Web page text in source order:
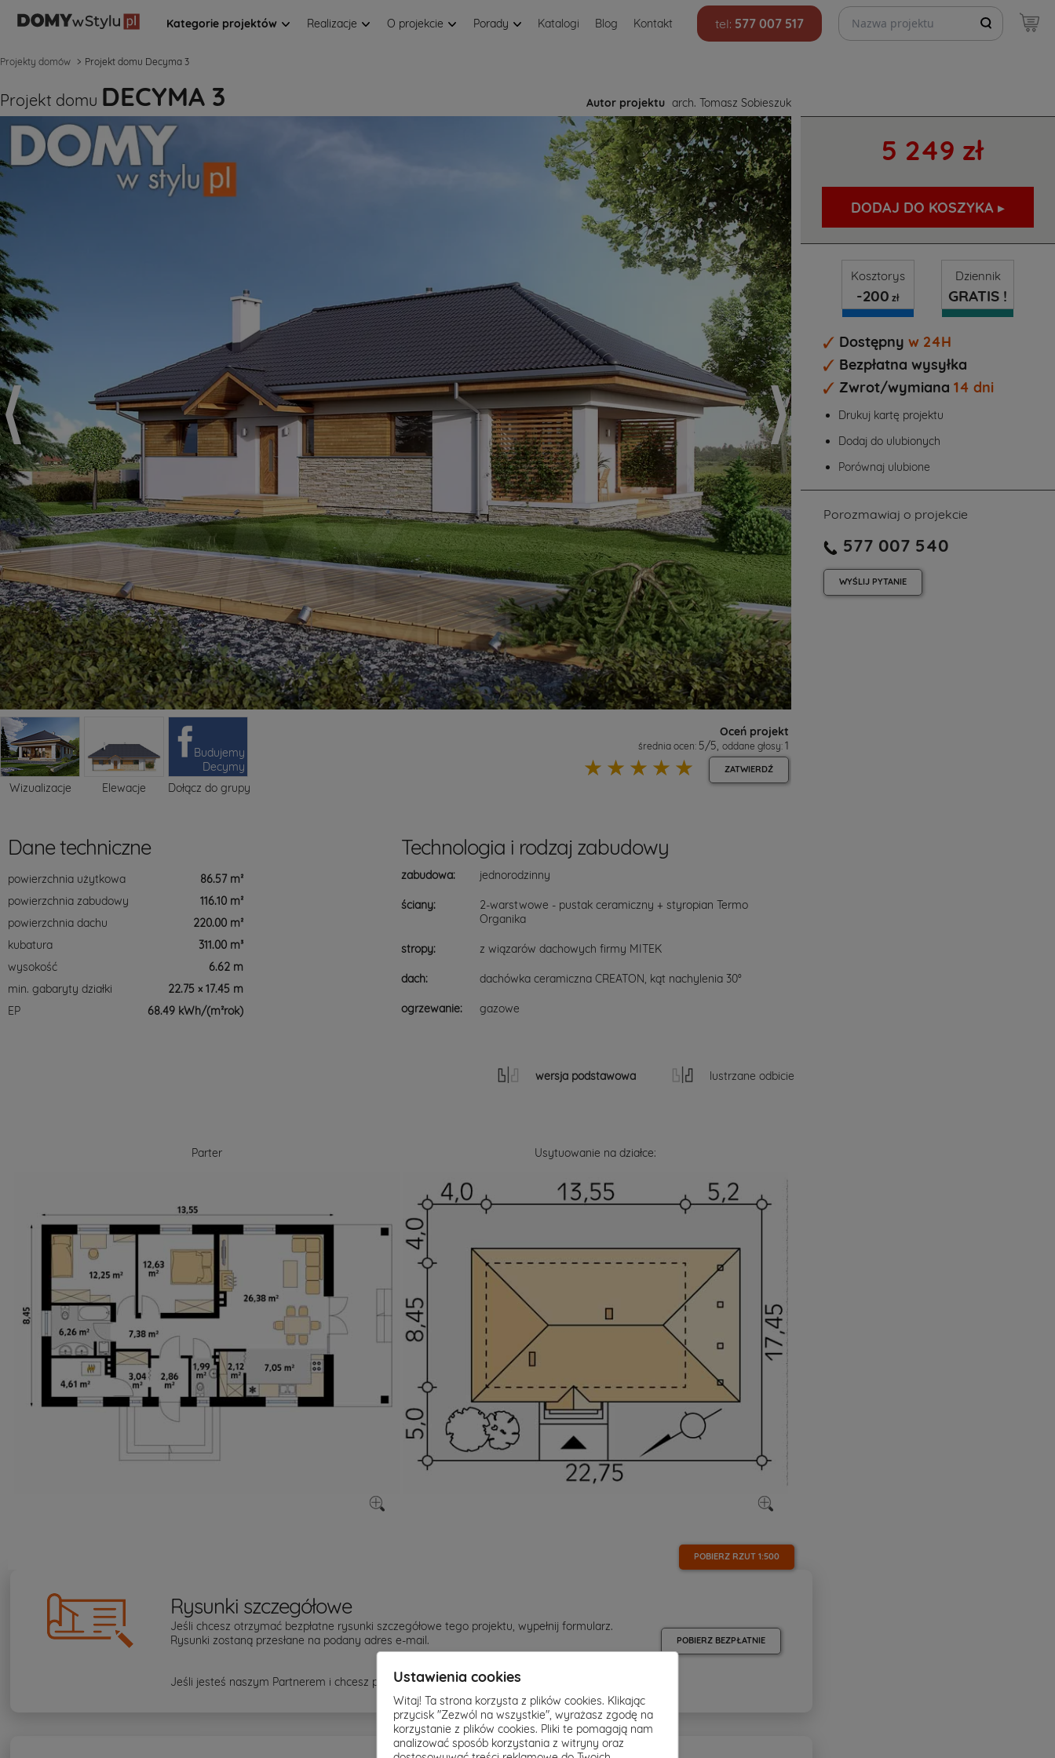
Kategorie projektów Realizacje O projekcie Porady Katalogi Blog Kontakt tel: 577 007 517
Szukaj projektów
Projekty domów Projekt domu Decyma 3
Projekt domu DECYMA 3 Autor projektu arch. Tomasz Sobieszuk
Wizualizacje Elewacje
Budujemy
Decymy
Dołącz do grupy
Oceń projekt
średnia ocen: 5/5, oddane głosy: 1
☆
☆
☆
☆
☆ ZATWIERDŹ
5 249 zł
DODAJ DO KOSZYKA ▸
Kosztorys
-200 zł
Dziennik
GRATIS !
Dostępny w 24H
Bezpłatna wysyłka
Zwrot/wymiana 14 dni
Drukuj kartę projektu
Dodaj do ulubionych
Porównaj ulubione
Porozmawiaj o projekcie
577 007 540
WYŚLIJ PYTANIE
Dane techniczne
powierzchnia użytkowa
86.57 m²
powierzchnia zabudowy
116.10 m²
powierzchnia dachu
220.00 m²
kubatura
311.00 m³
wysokość
6.62 m
min. gabaryty działki
22.75 × 17.45 m
EP
68.49 kWh/(m²rok)
Technologia i rodzaj zabudowy
zabudowa: jednorodzinny
ściany:
2-warstwowe - pustak ceramiczny + styropian Termo
Organika
stropy: z wiązarów dachowych firmy MITEK
dach: dachówka ceramiczna CREATON, kąt nachylenia 30°
ogrzewanie: gazowe
wersja podstawowa lustrzane odbicie
Parter Usytuowanie na działce:
POBIERZ RZUT 1:500
Rysunki szczegółowe
Jeśli chcesz otrzymać bezpłatne rysunki szczegółowe tego projektu, wypełnij formularz.
Rysunki zostaną przesłane na podany adres e-mail.
Jeśli jesteś naszym Partnerem i chcesz pobrać rysunki szczegółowe - kliknij
POBIERZ BEZPŁATNIE
Ustawienia cookies
Witaj! Ta strona korzysta z plików cookies. Klikając
przycisk "Zezwól na wszystkie", wyrażasz zgodę na
korzystanie z plików cookies. Pliki te pomagają nam
analizować sposób korzystania z witryny oraz